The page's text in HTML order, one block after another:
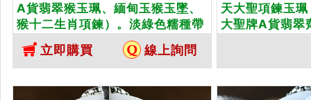
A貨翡翠猴玉珮、緬甸玉猴玉墜、
猴十二生肖項鍊）。淡綠色糯種帶
黃翡翠猴，HW079。客製化訂做
各種翡翠猴吊墜玉珮項鍊。★附A
貨翡翠雙證書
立即購買 線上詢問
天大聖項鍊玉
大聖牌A貨翡翠
種翡翠齊天大
附A貨翡翠雙證